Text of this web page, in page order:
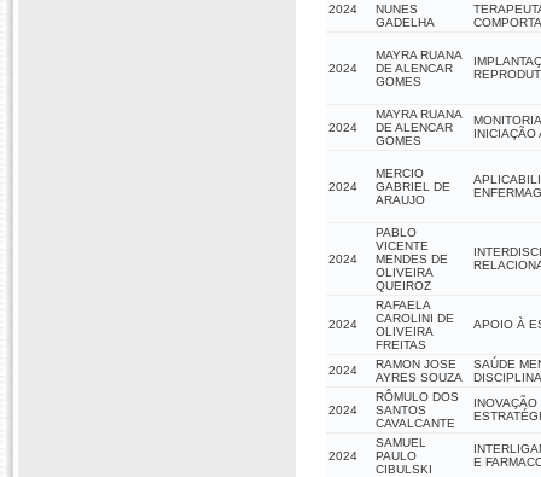
2024
NUNES
GADELHA
2024
MAYRA RUANA
DE ALENCAR
GOMES
2024
MAYRA RUANA
DE ALENCAR
GOMES
INICIAÇÃO
2024
MERCIO
GABRIEL DE
ARAUJO
2024
PABLO
VICENTE
MENDES DE
OLIVEIRA
QUEIROZ
2024
RAFAELA
CAROLINI DE
OLIVEIRA
FREITAS
APOIO À
2024
RAMON JOSE
AYRES SOUZA
SAÚDE
2024
RÔMULO DOS
SANTOS
CAVALCANTE
2024
SAMUEL
PAULO
CIBULSKI
E